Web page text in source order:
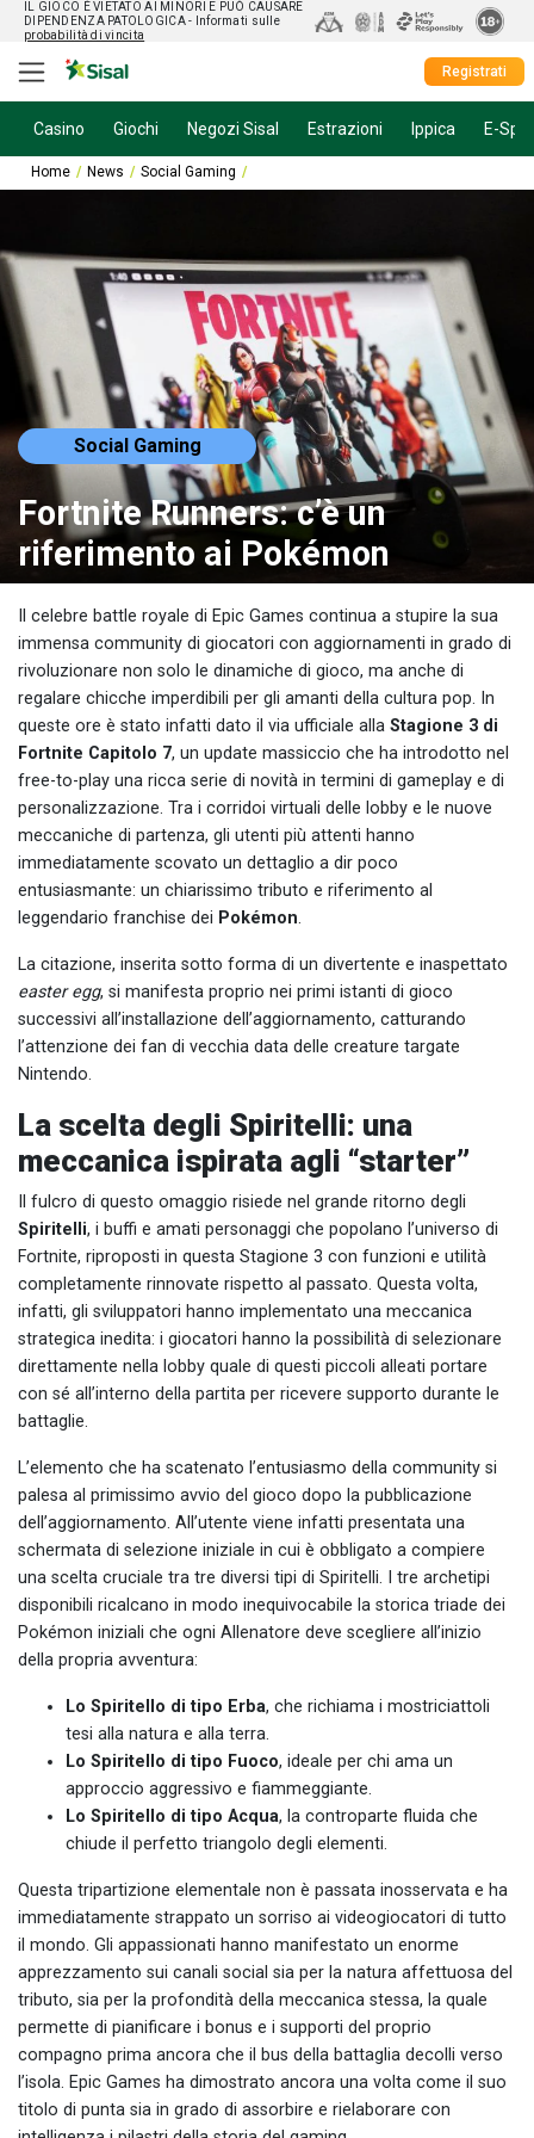
IL GIOCO È VIETATO AI MINORI E PUÒ CAUSARE
DIPENDENZA PATOLOGICA - Informati sulle
probabilità di vincita
Registrati
Casino Giochi Negozi Sisal Estrazioni Ippica E-
Home News Social Gaming
Social Gaming
Fortnite Runners: c’è un
riferimento ai Pokémon
Il celebre battle royale di Epic Games continua a stupire la sua
immensa community di giocatori con aggiornamenti in grado di
rivoluzionare non solo le dinamiche di gioco, ma anche di
regalare chicche imperdibili per gli amanti della cultura pop. In
queste ore è stato infatti dato il via ufficiale alla Stagione 3 di
Fortnite Capitolo 7, un update massiccio che ha introdotto nel
free-to-play una ricca serie di novità in termini di gameplay e di
personalizzazione. Tra i corridoi virtuali delle lobby e le nuove
meccaniche di partenza, gli utenti più attenti hanno
immediatamente scovato un dettaglio a dir poco
entusiasmante: un chiarissimo tributo e riferimento al
leggendario franchise dei Pokémon.
La citazione, inserita sotto forma di un divertente e inaspettato
easter egg, si manifesta proprio nei primi istanti di gioco
successivi all’installazione dell’aggiornamento, catturando
l’attenzione dei fan di vecchia data delle creature targate
Nintendo.
La scelta degli Spiritelli: una
meccanica ispirata agli “starter”
Il fulcro di questo omaggio risiede nel grande ritorno degli
Spiritelli, i buffi e amati personaggi che popolano l’universo di
Fortnite, riproposti in questa Stagione 3 con funzioni e utilità
completamente rinnovate rispetto al passato. Questa volta,
infatti, gli sviluppatori hanno implementato una meccanica
strategica inedita: i giocatori hanno la possibilità di selezionare
direttamente nella lobby quale di questi piccoli alleati portare
con sé all’interno della partita per ricevere supporto durante le
battaglie.
L’elemento che ha scatenato l’entusiasmo della community si
palesa al primissimo avvio del gioco dopo la pubblicazione
dell’aggiornamento. All’utente viene infatti presentata una
schermata di selezione iniziale in cui è obbligato a compiere
una scelta cruciale tra tre diversi tipi di Spiritelli. I tre archetipi
disponibili ricalcano in modo inequivocabile la storica triade dei
Pokémon iniziali che ogni Allenatore deve scegliere all’inizio
della propria avventura:
Lo Spiritello di tipo Erba, che richiama i mostriciattoli
tesi alla natura e alla terra.
Lo Spiritello di tipo Fuoco, ideale per chi ama un
approccio aggressivo e fiammeggiante.
Lo Spiritello di tipo Acqua, la controparte fluida che
chiude il perfetto triangolo degli elementi.
Questa tripartizione elementale non è passata inosservata e ha
immediatamente strappato un sorriso ai videogiocatori di tutto
il mondo. Gli appassionati hanno manifestato un enorme
apprezzamento sui canali social sia per la natura affettuosa del
tributo, sia per la profondità della meccanica stessa, la quale
permette di pianificare i bonus e i supporti del proprio
compagno prima ancora che il bus della battaglia decolli verso
l’isola. Epic Games ha dimostrato ancora una volta come il suo
titolo di punta sia in grado di assorbire e rielaborare con